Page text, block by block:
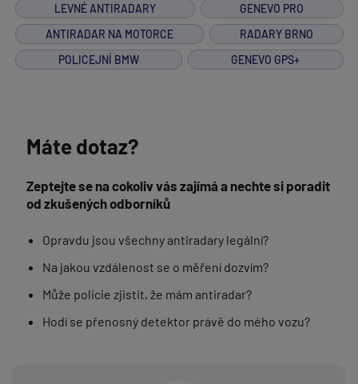
LEVNÉ ANTIRADARY
GENEVO PRO
ANTIRADAR NA MOTORCE
RADARY BRNO
POLICEJNÍ BMW
GENEVO GPS+
Máte dotaz?
Zeptejte se na cokoliv vás zajímá a nechte si poradit
od zkušených odborníků
Opravdu jsou všechny antiradary legální?
Na jakou vzdálenost se o měření dozvím?
Může policie zjistit, že mám antiradar?
Hodí se přenosný detektor právě do mého vozu?